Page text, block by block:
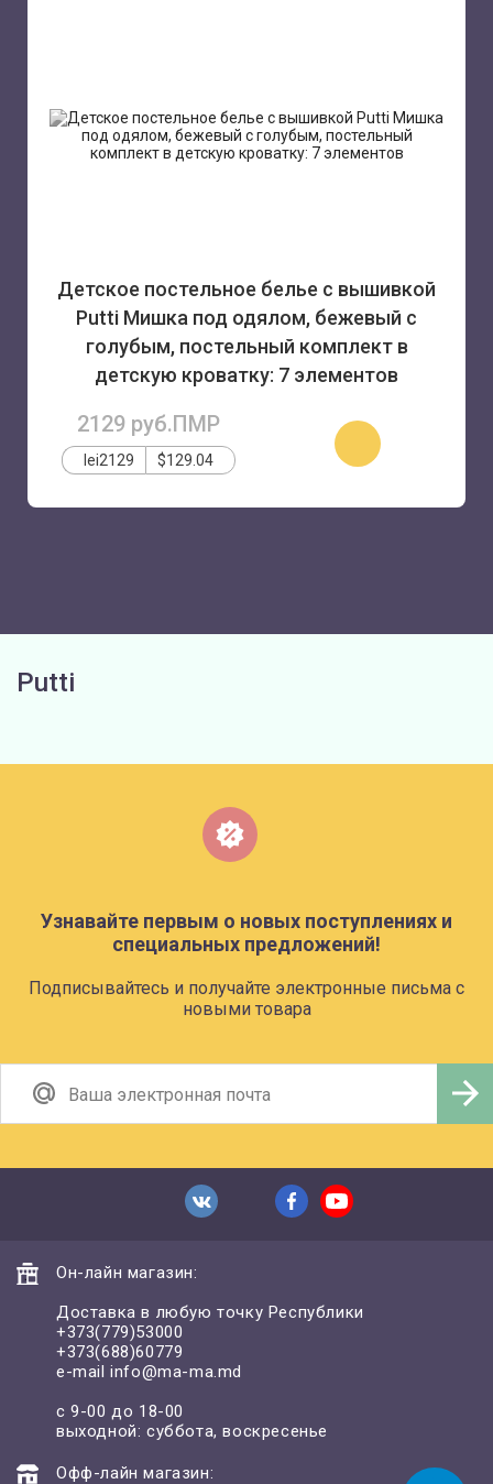
Детское постельное белье с вышивкой
Putti Мишка под одялом, бежевый с
голубым, постельный комплект в
детскую кроватку: 7 элементов
2129 руб.ПМР
lei2129 $129.04
УВЕДОМИТЬ
ПОСТУПЛЕНИИ
Putti
Узнавайте первым о новых поступлениях и
специальных предложений!
Подписывайтесь и получайте электронные письма с
новыми товара
Он-лайн магазин:
Доставка в любую точку Республики
+373(779)53000
+373(688)60779
e-mailinfo@ma-ma.md
с 9-00 до 18-00
выходной: суббота, воскресенье
Офф-лайн магазин: